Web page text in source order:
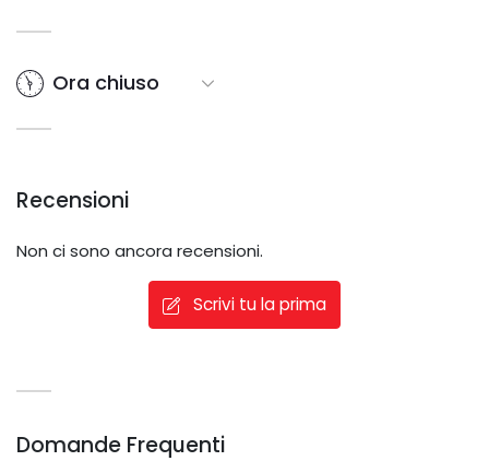
Ora chiuso
Recensioni
Non ci sono ancora recensioni.
Scrivi tu la prima
Domande Frequenti